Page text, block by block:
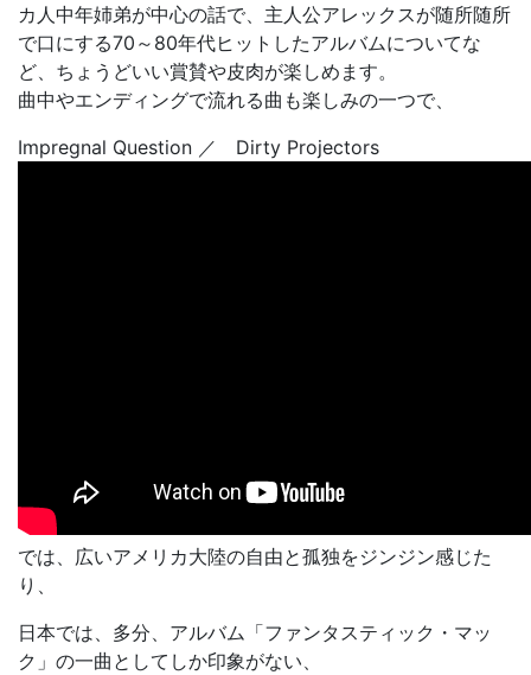
カ人中年姉弟が中心の話で、主人公アレックスが随所随所
で口にする70～80年代ヒットしたアルバムについてな
ど、ちょうどいい賞賛や皮肉が楽しめます。
曲中やエンディングで流れる曲も楽しみの一つで、
Impregnal Question ／ Dirty Projectors
では、広いアメリカ大陸の自由と孤独をジンジン感じた
り、
日本では、多分、アルバム「ファンタスティック・マッ
ク」の一曲としてしか印象がない、